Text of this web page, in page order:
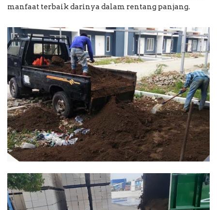
manfaat terbaik darinya dalam rentang panjang.